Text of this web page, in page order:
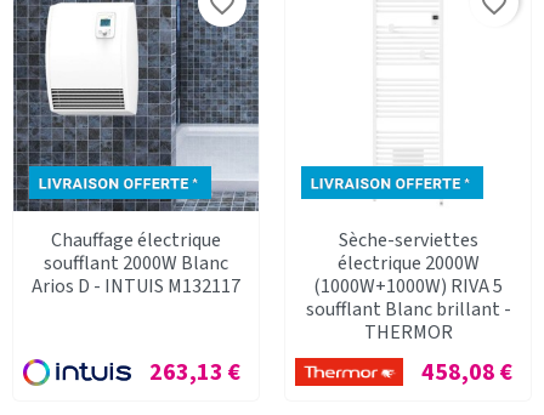
Chauffage électrique
soufflant 2000W Blanc
Arios D - INTUIS M132117
Prix
263,13 €
Sèche-serviettes
électrique 2000W
(1000W+1000W) RIVA 5
soufflant Blanc brillant -
THERMOR
Prix
458,08 €